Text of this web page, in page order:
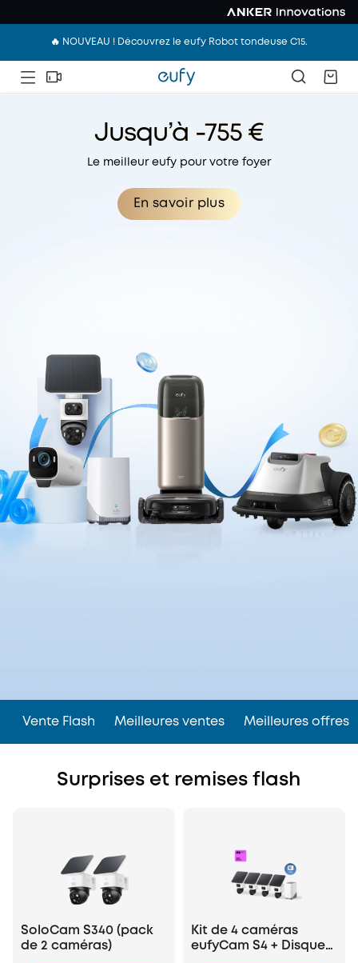
🔥 NOUVEAU ! Découvrez le eufy Robot tondeuse C15.
Jusqu’à -755 €
Le meilleur eufy pour votre foyer
En savoir plus
Vente Flash Meilleures ventes Meilleures offres
Surprises et remises flash
SoloCam S340 (pack
de 2 caméras)
Kit de 4 caméras
eufyCam S4 + Disque